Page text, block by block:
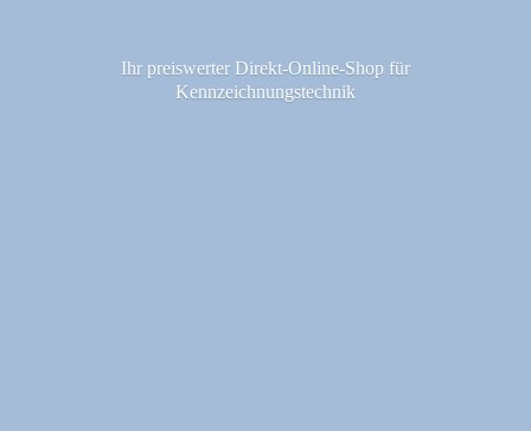
Ihr preiswerter Direkt-Online-Shop für
Kennzeichnungstechnik